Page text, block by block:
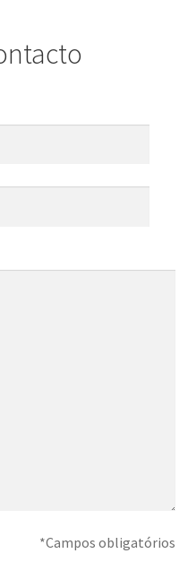
*Campos obligatórios